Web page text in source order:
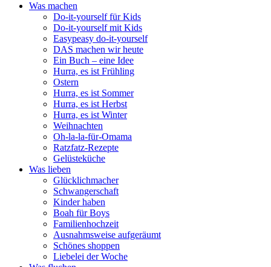
Was machen
Do-it-yourself für Kids
Do-it-yourself mit Kids
Easypeasy do-it-yourself
DAS machen wir heute
Ein Buch – eine Idee
Hurra, es ist Frühling
Ostern
Hurra, es ist Sommer
Hurra, es ist Herbst
Hurra, es ist Winter
Weihnachten
Oh-la-la-für-Omama
Ratzfatz-Rezepte
Gelüsteküche
Was lieben
Glücklichmacher
Schwangerschaft
Kinder haben
Boah für Boys
Familienhochzeit
Ausnahmsweise aufgeräumt
Schönes shoppen
Liebelei der Woche